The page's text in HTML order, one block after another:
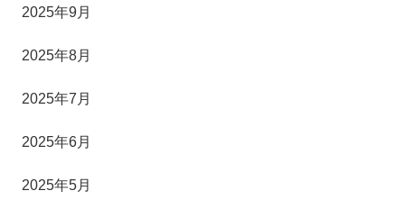
2025年9月
2025年8月
2025年7月
2025年6月
2025年5月